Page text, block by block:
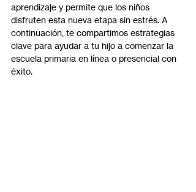
aprendizaje y permite que los niños
disfruten esta nueva etapa sin estrés. A
continuación, te compartimos estrategias
clave para ayudar a tu hijo a comenzar la
escuela primaria en línea o presencial con
éxito.